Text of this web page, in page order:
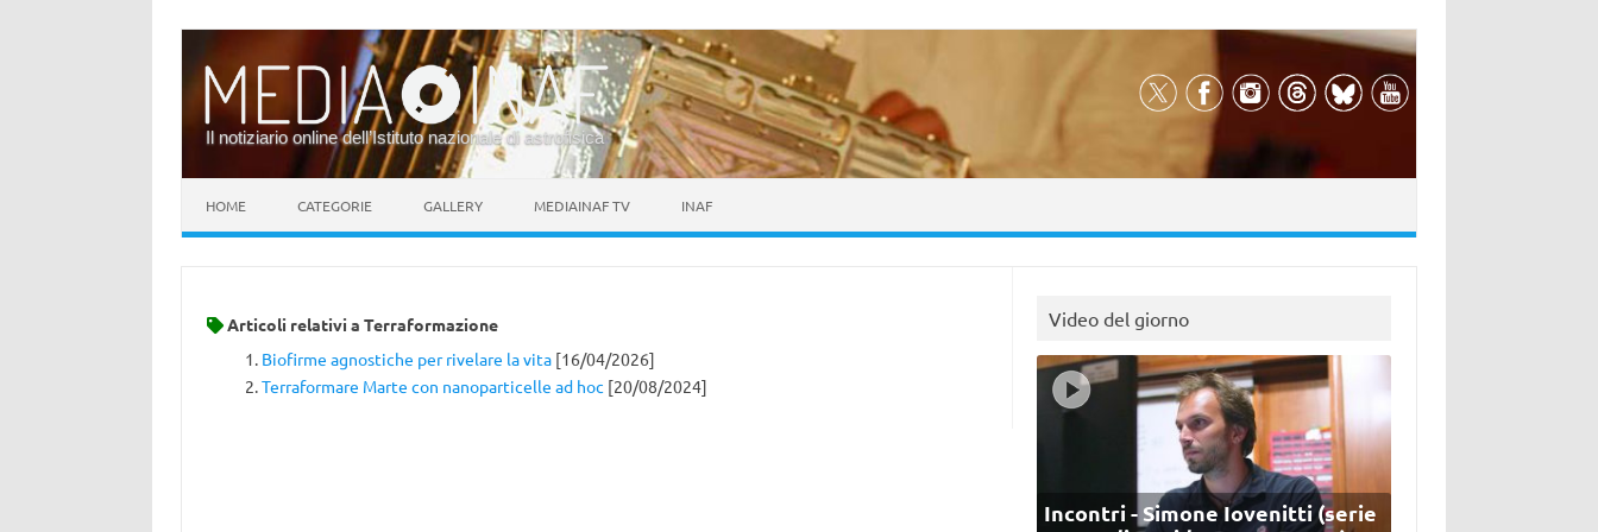
Il notiziario online dell’Istituto nazionale di astrofisica
HOME CATEGORIE GALLERY MEDIAINAF TV INAF
Articoli relativi a Terraformazione
Biofirme agnostiche per rivelare la vita[16/04/2026]
Terraformare Marte con nanoparticelle ad hoc [20/08/2024]
Video del giorno
Incontri - Simone Iovenitti (serie